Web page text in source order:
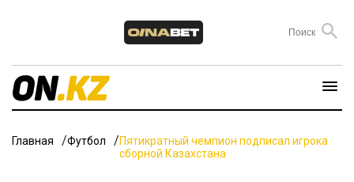
Главная Футбол
Пятикратный чемпион подписал игрока
сборной Казахстана